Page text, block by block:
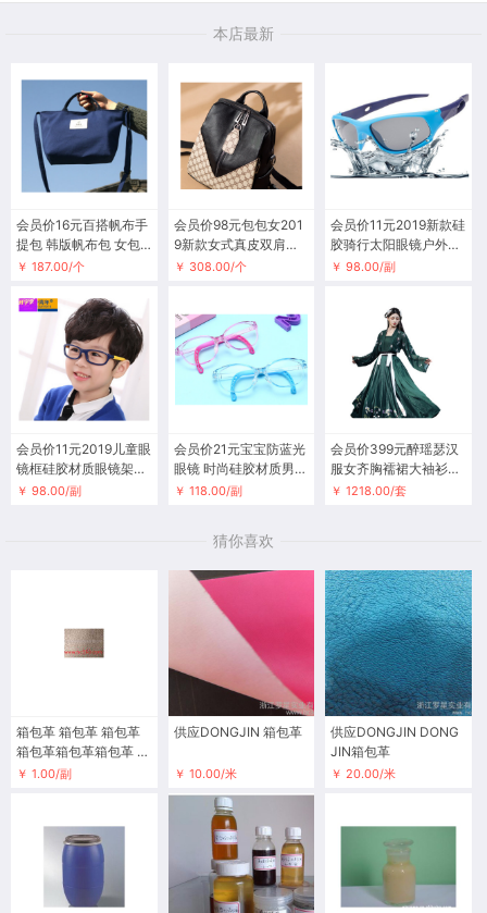
本店最新
会员价16元百搭帆布手
提包 韩版帆布包 女包
包袋 原创文艺 斜挎包
￥ 187.00/个
会员价98元包包女201
9新款女式真皮双肩包
时尚百搭头层牛皮背包
￥ 308.00/个
会员价11元2019新款硅
胶骑行太阳眼镜户外男
女童墨镜儿童偏光运动
￥ 98.00/副
会员价11元2019儿童眼
镜框硅胶材质眼镜架经
典复古平光镜P884
￥ 98.00/副
会员价21元宝宝防蓝光
眼镜 时尚硅胶材质男女
同款平光镜F1802
￥ 118.00/副
会员价399元醉瑶瑟汉
服女齐胸襦裙大袖衫中
国风飘逸清新学生改良
￥ 1218.00/套
猜你喜欢
箱包革 箱包革 箱包革
箱包革箱包革箱包革 箱
包革批发
￥ 1.00/副
供应DONGJIN 箱包革
￥ 10.00/米
供应DONGJIN DONG
JIN箱包革
￥ 20.00/米